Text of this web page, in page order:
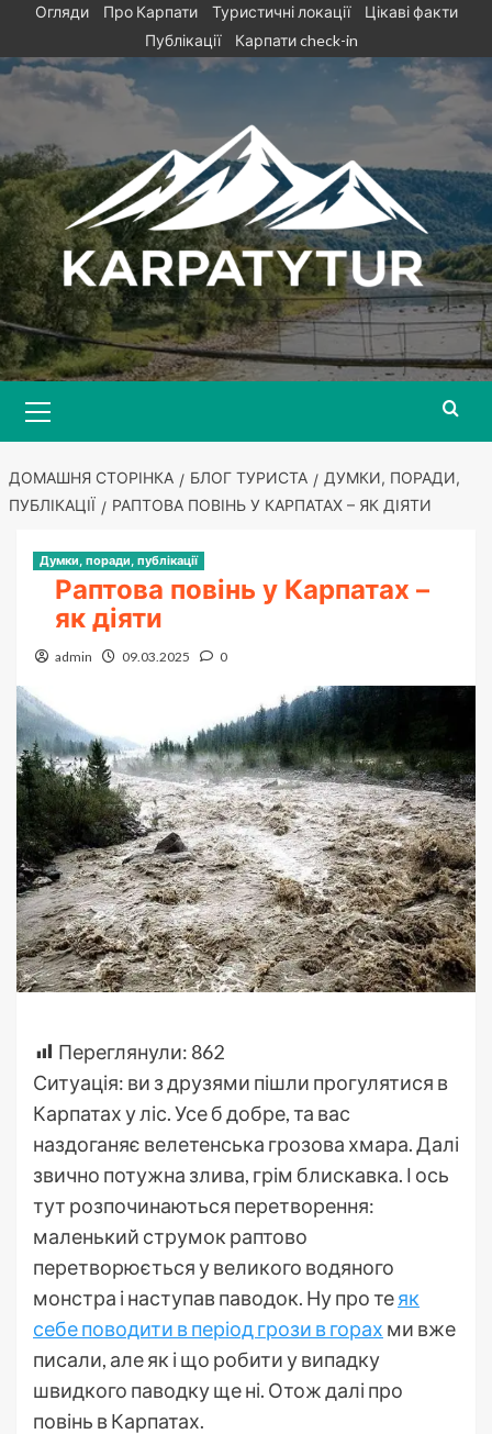
content
Огляди Про Карпати Туристичні локації
Цікаві факти
Публікації
Карпати check-in
Menu
ДОМАШНЯ СТОРІНКА БЛОГ ТУРИСТА
ДУМКИ, ПОРАДИ,
ПУБЛІКАЦІЇ
РАПТОВА ПОВІНЬ У КАРПАТАХ – ЯК ДІЯТИ
Думки, поради, публікації
Раптова повінь у Карпатах –
як діяти
admin 09.03.2025 0
Переглянули: 862
Ситуація: ви з друзями пішли прогулятися в
Карпатах у ліс. Усе б добре, та вас
наздоганяє велетенська грозова хмара. Далі
звично потужна злива, грім блискавка. І ось
тут розпочинаються перетворення:
маленький струмок раптово
перетворюється у великого водяного
монстра і наступав паводок. Ну про теяк
себе поводити в період грози в горах ми вже
писали, але як і що робити у випадку
швидкого паводку ще ні. Отож далі про
повінь в Карпатах.